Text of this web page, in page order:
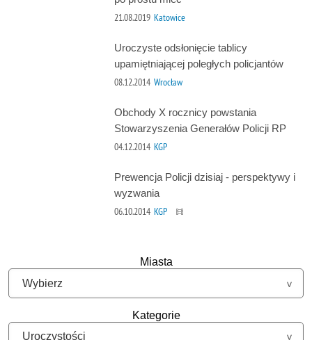
21.08.2019 Katowice
Uroczyste odsłonięcie tablicy
upamiętniającej poległych policjantów
08.12.2014 Wrocław
Obchody X rocznicy powstania
Stowarzyszenia Generałów Policji RP
04.12.2014 KGP
Prewencja Policji dzisiaj - perspektywy i
wyzwania
06.10.2014 KGP
Miasta
Kategorie